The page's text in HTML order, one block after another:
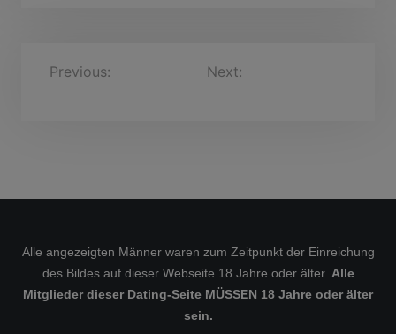
B
a
s
n
a
Previous: Next:
Alle angezeigten Männer waren zum Zeitpunkt der Einreichung
des Bildes auf dieser Webseite 18 Jahre oder älter. Alle
Mitglieder dieser Dating-Seite MÜSSEN 18 Jahre oder älter
sein.